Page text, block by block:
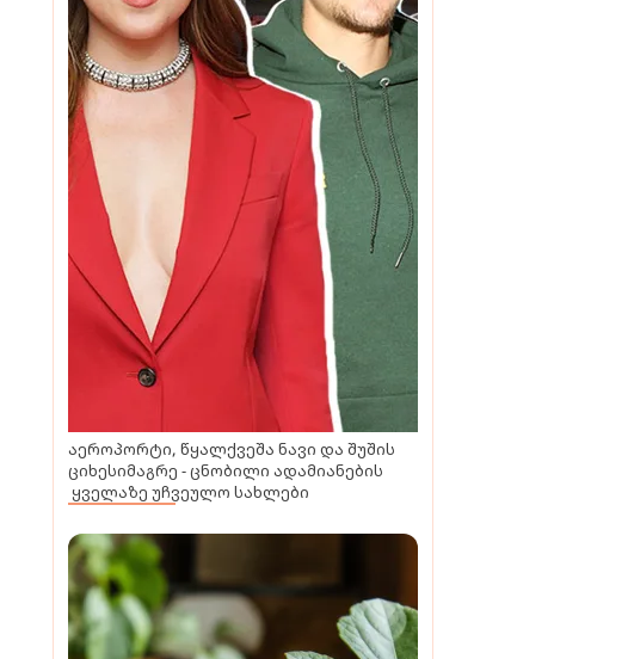
აეროპორტი, წყალქვეშა ნავი და შუშის
ციხესიმაგრე - ცნობილი ადამიანების
ყველაზე უჩვეულო სახლები